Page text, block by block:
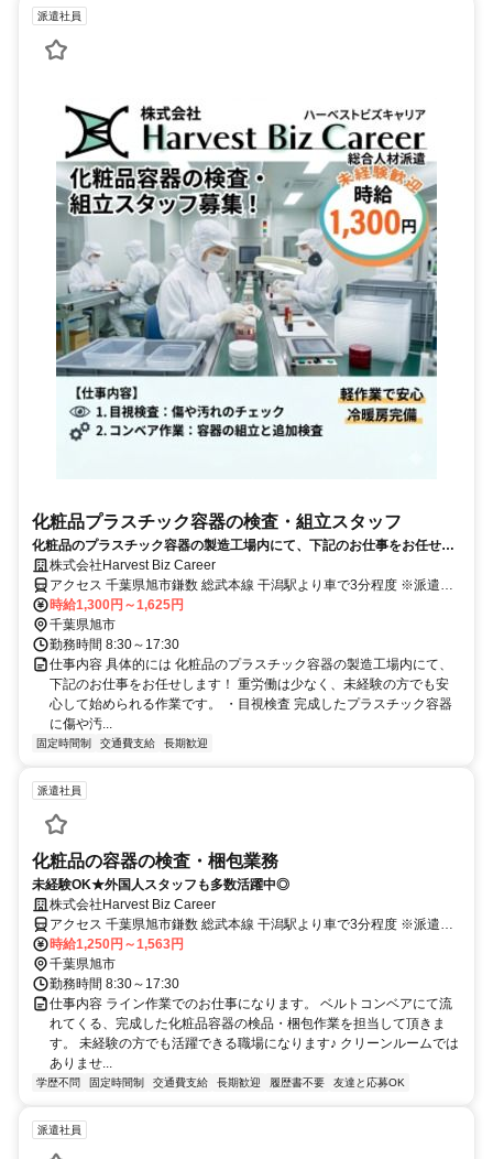
派遣社員
化粧品プラスチック容器の検査・組立スタッフ
化粧品のプラスチック容器の製造工場内にて、下記のお仕事をお任せし
ます！ 重労働は少なく、未経験の方でも安心して始められる作業です。
株式会社Harvest Biz Career
アクセス 千葉県旭市鎌数 総武本線 干潟駅より車で3分程度 ※派遣求
人のため地図情報は市役所などの位置になっております。ご了承くだ
さい。
時給1,300円～1,625円
千葉県旭市
勤務時間 8:30～17:30
仕事内容 具体的には 化粧品のプラスチック容器の製造工場内にて、
下記のお仕事をお任せします！ 重労働は少なく、未経験の方でも安
心して始められる作業です。 ・目視検査 完成したプラスチック容器
に傷や汚...
固定時間制 交通費支給 長期歓迎
派遣社員
化粧品の容器の検査・梱包業務
未経験OK★外国人スタッフも多数活躍中◎
株式会社Harvest Biz Career
アクセス 千葉県旭市鎌数 総武本線 干潟駅より車で3分程度 ※派遣求
人のため地図情報は市役所などの位置になっております。ご了承くだ
さい。
時給1,250円～1,563円
千葉県旭市
勤務時間 8:30～17:30
仕事内容 ライン作業でのお仕事になります。 ベルトコンベアにて流
れてくる、完成した化粧品容器の検品・梱包作業を担当して頂きま
す。 未経験の方でも活躍できる職場になります♪ クリーンルームでは
ありませ...
学歴不問 固定時間制 交通費支給 長期歓迎 履歴書不要 友達と応募OK
派遣社員